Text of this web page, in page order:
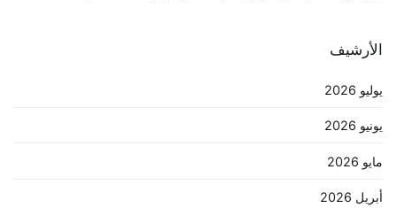
الأرشيف
يوليو 2026
يونيو 2026
مايو 2026
أبريل 2026